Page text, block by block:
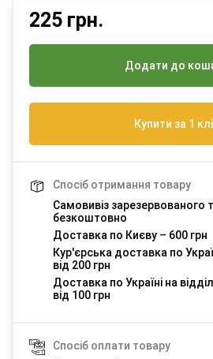
225 грн.
Додати до
Купити за 1
Спосіб отримання товару
Самовивіз зарезервованого
безкоштовно
Доставка по Києву – 600 грн
Кур'єрська доставка по
від 200 грн
Доставка по Україні на
від 100 грн
Спосіб оплати товару